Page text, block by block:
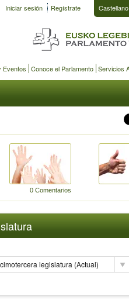
Iniciar sesión Regístrate Castellano
Eventos Conoce el Parlamento Servicios
0 Comentarios
legislatura (Actual)